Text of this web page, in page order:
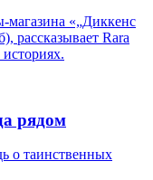
«„Диккенс
рассказывает Rara
рядом
о таинственных